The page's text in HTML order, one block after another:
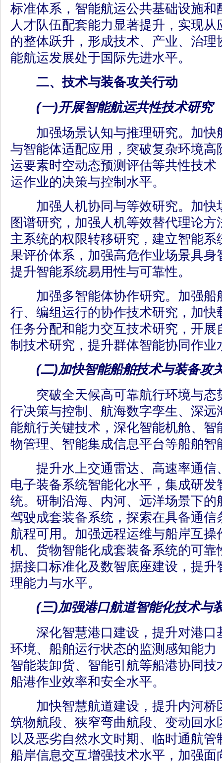
标准体系，智能航运公共基础设施和
人才队伍配套能力显著提升，实现
的整体跃升，形成技术、产业、治
能航运发展处于国际先进水平。
二、技术与装备攻关行动
(一)开展智能航运共性技术研究
加强场景认知与推理研究。加快
与智能体适配应用，突破复杂环境高
运要素时空动态预测评估等共性技术
运作业的决策与控制水平。
加强人机协同与等效研究。加快
图谱研究，加强人机等效替代理论
主系统的权限转移研究，建立智能
果评价体系，加强高危作业场景具身
提升智能系统易用性与可靠性。
加强多智能体协作研究。加强船
行、编组运行的协作技术研究，加快
任务分配和能力交互技术研究，开展
制技术研究，提升群体智能协同作业
(二)加快智能船舶技术与装备攻
突破全天候高可靠航行环境与态
行决策与控制、航海数字孪生、深远
能航行关键技术，深化智能机舱、智
物管理、智能集成信息平台等船舶智
提升水上交通雷达、高速率通信
电子装备系统智能化水平，集成研
统。研制沿海、内河、远洋场景下的
驾驶成套装备系统，探索在具备通信
航程可用。加强远程运维与船岸互
机、货物智能化成套装备系统的可靠
据接口标准化及数智底座建设，提升
理能力与水平。
(三)加强港口航道智能化技术与
深化智慧港口建设，提升对港口
环境、船舶运行状态的监测感知能力
智能装卸货、智能引航等船港协同
船港作业效率和安全水平。
加快智慧航道建设，提升内河桥
筑物航段、狭窄弯曲航段、变动回水
以及恶劣自然水文时期、临时通航
船岸信息交互增强技术水平，加强